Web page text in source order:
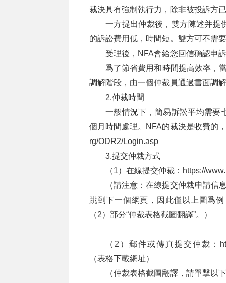
裁決具有強制執行力，除非被投訴方
一方提出仲裁後，雙方陳述并提
的訴訟費用低，時間短。雙方可不需
受理後，NFA會給您回信确認申
爲了節省費用和時間提高效率，
調解階段，由一個仲裁員通過書面調
2.仲裁時間
一般情況下，簡易訴訟平均需要
個月時間處理。NFA的裁決是收費的
rg/ODR2/Login.asp
3.提交仲裁方式
（1）在線提交仲裁： https://
（請注意：在線提交仲裁申請信
跳到下一個網頁，因此僅以上圖爲
（2）部分“仲裁表格截圖翻譯”。）
（2）郵件或傳真提交仲裁：
（表格下載網址）
（仲裁表格截圖翻譯，請單擊以